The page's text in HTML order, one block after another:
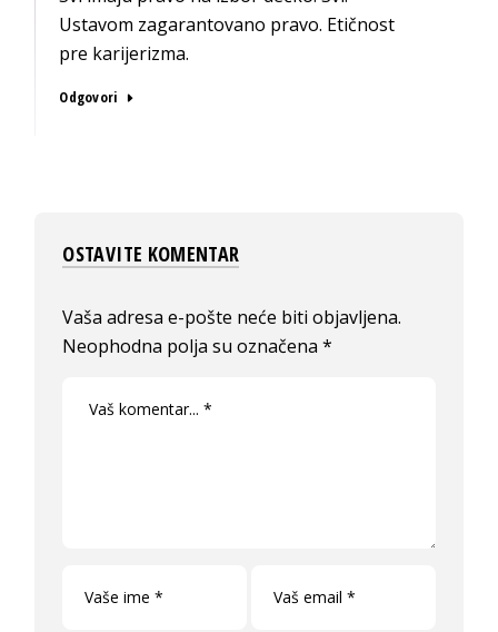
Ustavom zagarantovano pravo. Etičnost
pre karijerizma.
Odgovori
OSTAVITE KOMENTAR
Vaša adresa e-pošte neće biti objavljena.
Neophodna polja su označena*